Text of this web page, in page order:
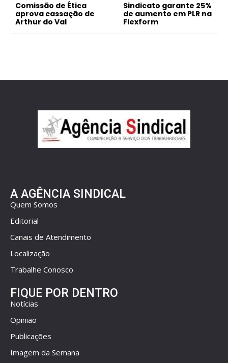
Comissão de Ética
aprova cassação de
Arthur do Val
Sindicato garante 25%
de aumento em PLR na
Flexform
A AGÊNCIA SINDICAL
Quem Somos
Editorial
Canais de Atendimento
Localização
Trabalhe Conosco
FIQUE POR DENTRO
Notícias
Opinião
Publicações
Imagem da Semana